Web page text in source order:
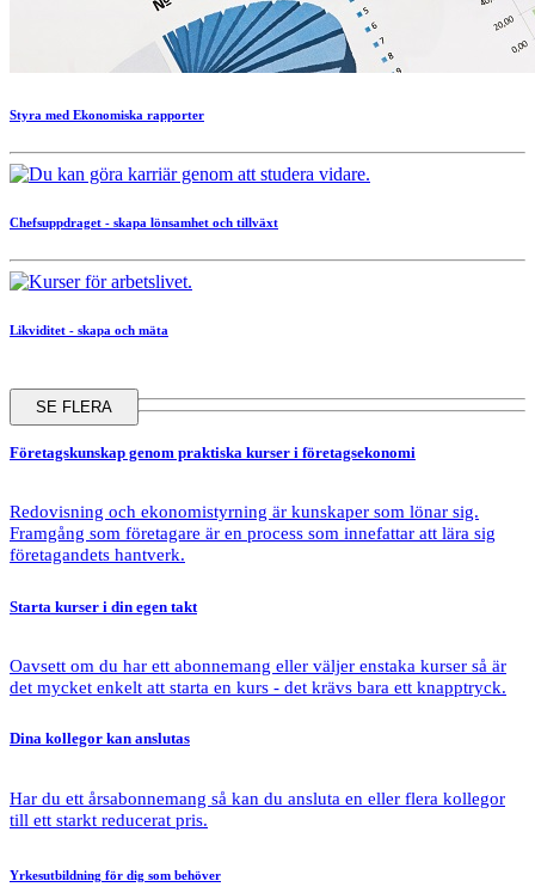
Styra med Ekonomiska rapporter
Chefsuppdraget - skapa lönsamhet och tillväxt
Likviditet - skapa och mäta
SE FLERA
Företagskunskap genom praktiska kurser i företagsekonomi
Redovisning och ekonomistyrning är kunskaper som lönar sig.
Framgång som företagare är en process som innefattar att lära sig
företagandets hantverk.
Starta kurser i din egen takt
Oavsett om du har ett abonnemang eller väljer enstaka kurser så är
det mycket enkelt att starta en kurs - det krävs bara ett knapptryck.
Dina kollegor kan anslutas
Har du ett årsabonnemang så kan du ansluta en eller flera kollegor
till ett starkt reducerat pris.
Yrkesutbildning för dig som behöver